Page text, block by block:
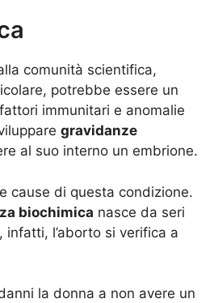
comunità scientifica,
potrebbe essere un
immunitari e anomalie
gravidanze
al suo interno un embrione.
cause di questa condizione.
biochimica nasce da seri
infatti, l’aborto si verifica a
la donna a non avere un